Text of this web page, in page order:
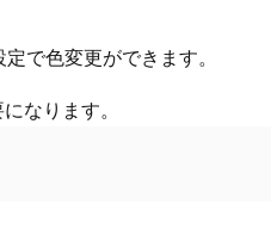
で色変更ができます。
なります。